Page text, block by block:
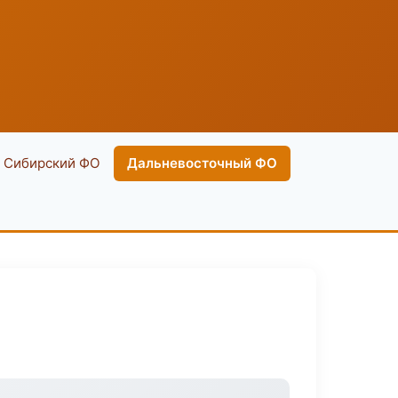
Сибирский ФО Дальневосточный ФО